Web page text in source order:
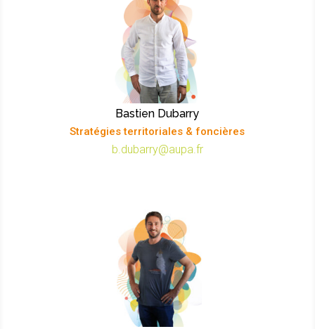
Bastien Dubarry
Stratégies territoriales & foncières
b.dubarry@aupa.fr